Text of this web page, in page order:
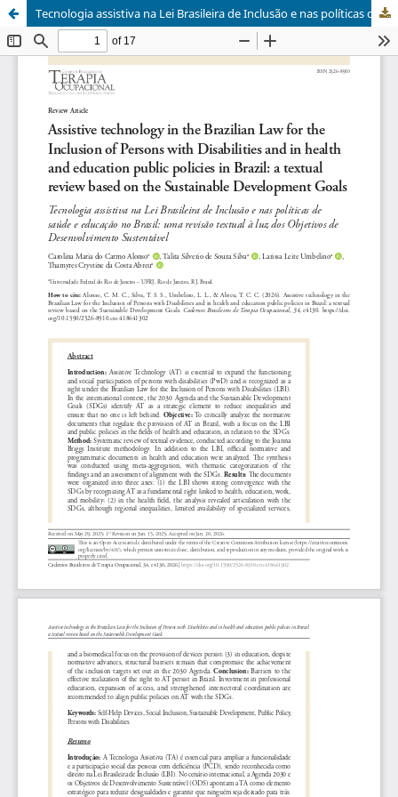
Tecnologia assistiva na Lei Brasileira de Inclusão e nas políticas de saúde e educação no Brasil: uma revisão textual à luz dos Objetivos de Desenvolvimento Sustentáve